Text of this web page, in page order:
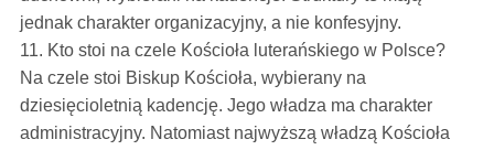
jednak charakter organizacyjny, a nie konfesyjny.
11. Kto stoi na czele Kościoła luterańskiego w Polsce?
Na czele stoi Biskup Kościoła, wybierany na
dziesięcioletnią kadencję. Jego władza ma charakter
administracyjny. Natomiast najwyższą władzą Kościoła